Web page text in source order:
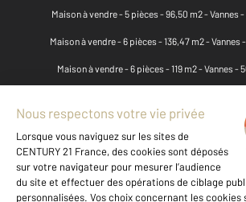
Maison à vendre - 5 pièces - 96,50 m2 - Vannes -
Maison à vendre - 6 pièces - 136,47 m2 - Vannes
Maison à vendre - 6 pièces - 119 m2 - Vannes -
Maison à vendre - 5 pièces - 129,60 m2 - Vannes
Maison à vendre - 5 pièces - 100 m2 - Vannes -
Maison à vendre - 5 pièces - 147 m2 - Vannes -